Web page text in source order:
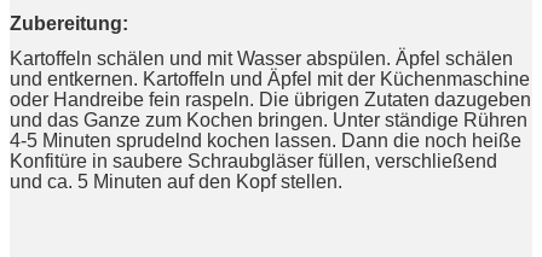
Zubereitung:
Kartoffeln schälen und mit Wasser abspülen. Äpfel schälen
und entkernen. Kartoffeln und Äpfel mit der Küchenmaschine
oder Handreibe fein raspeln. Die übrigen Zutaten dazugeben
und das Ganze zum Kochen bringen. Unter ständige Rühren
4-5 Minuten sprudelnd kochen lassen. Dann die noch heiße
Konfitüre in saubere Schraubgläser füllen, verschließend
und ca. 5 Minuten auf den Kopf stellen.